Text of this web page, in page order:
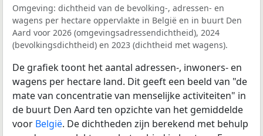
Omgeving: dichtheid van de bevolking-, adressen- en
wagens per hectare oppervlakte in België en in buurt Den
Aard voor 2026 (omgevingsadressendichtheid), 2024
(bevolkingsdichtheid) en 2023 (dichtheid met wagens).
De grafiek toont het aantal adressen-, inwoners- en
wagens per hectare land. Dit geeft een beeld van "de
mate van concentratie van menselijke activiteiten" in
de buurt Den Aard ten opzichte van het gemiddelde
voor België. De dichtheden zijn berekend met behulp